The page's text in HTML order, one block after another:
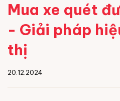
Mua xe quét
- Giải pháp
thị
20.12.2024